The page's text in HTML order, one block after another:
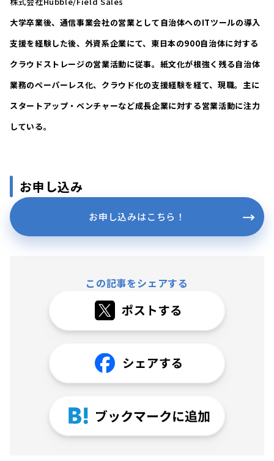
大学卒業後、通信事業会社の営業として自治体へのITツールの導入
支援を経験した後、外資系企業にて、東日本の900自治体に対する
クラウドストレージの営業活動に従事。紙文化が根強く残る自治体
業務のペーパーレス化、クラウド化の支援経験を経て、現職。主に
スタートアップ・ベンチャーなど成長企業に対する営業活動に注力
している。
お申し込み
お申し込みはこちら！
この記事をシェアする